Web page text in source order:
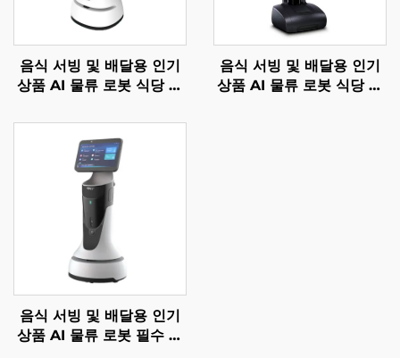
음식 서빙 및 배달용 인기
상품 AI 물류 로봇 식당 및
음식 서빙 및 배달용 인기
상품 AI 물류 로봇 식당 및
음식 서빙 및 배달용 인기
상품 AI 물류 로봇 필수 서